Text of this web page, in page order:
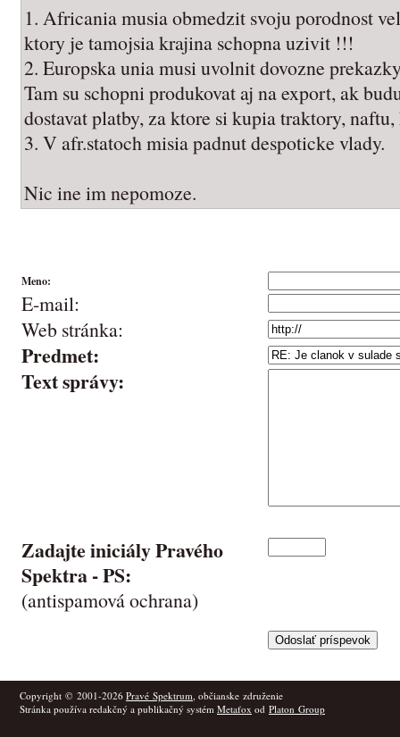
1. Africania musia obmedzit svoju porodnost
ktory je tamojsia krajina schopna uzivit !!!
2. Europska unia musi uvolnit dovozne
Tam su schopni produkovat aj na export, ak
dostavat platby, za ktore si kupia traktory,
3. V afr.statoch misia padnut despoticke vlady.
Nic ine im nepomoze.
Meno:
E-mail:
Web stránka:
Predmet:
Text správy:
Zadajte iniciály Pravého
Spektra -PS:
(antispamová ochrana)
Copyright © 2001-2026 Pravé Spektrum, občianske združenie
Stránka používa redakčný a publikačný systém Metafox od Platon Group